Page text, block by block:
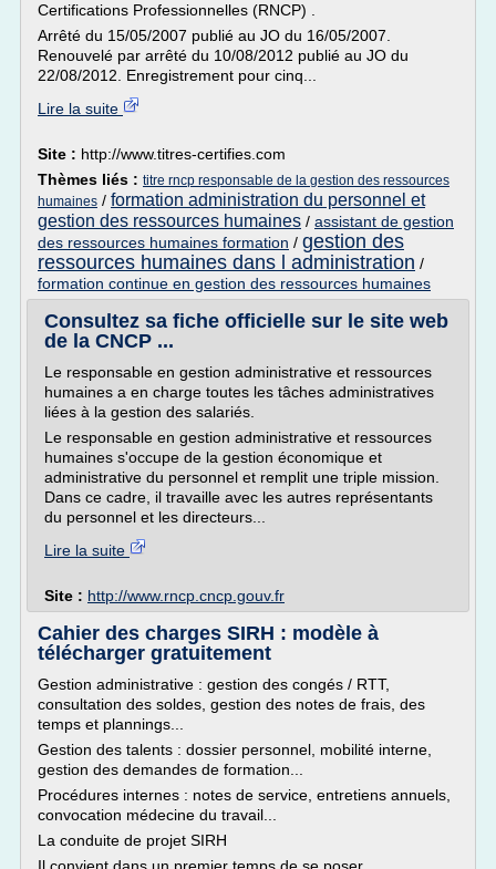
Certifications Professionnelles (RNCP) .
Arrêté du 15/05/2007 publié au JO du 16/05/2007.
Renouvelé par arrêté du 10/08/2012 publié au JO du
22/08/2012. Enregistrement pour cinq...
Lire la suite
Site : http://www.titres-certifies.com
Thèmes liés : titre rncp responsable de la gestion des ressources
humaines / formation administration du personnel et
gestion des ressources humaines / assistant de gestion
des ressources humaines formation / gestion des
ressources humaines dans l administration /
formation continue en gestion des ressources humaines
Consultez sa fiche officielle sur le site web
de la CNCP ...
Le responsable en gestion administrative et ressources
humaines a en charge toutes les tâches administratives
liées à la gestion des salariés.
Le responsable en gestion administrative et ressources
humaines s'occupe de la gestion économique et
administrative du personnel et remplit une triple mission.
Dans ce cadre, il travaille avec les autres représentants
du personnel et les directeurs...
Lire la suite
Site : http://www.rncp.cncp.gouv.fr
Cahier des charges SIRH : modèle à
télécharger gratuitement
Gestion administrative : gestion des congés / RTT,
consultation des soldes, gestion des notes de frais, des
temps et plannings...
Gestion des talents : dossier personnel, mobilité interne,
gestion des demandes de formation...
Procédures internes : notes de service, entretiens annuels,
convocation médecine du travail...
La conduite de projet SIRH